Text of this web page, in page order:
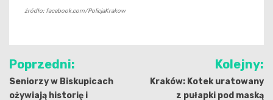
źródło: facebook.com/PolicjaKrakow
Nawigacja
wpisu
Poprzedni:
Seniorzy w Biskupicach
ożywiają historię i
Kolejny:
Kraków: Kotek uratowany
z pułapki pod maską